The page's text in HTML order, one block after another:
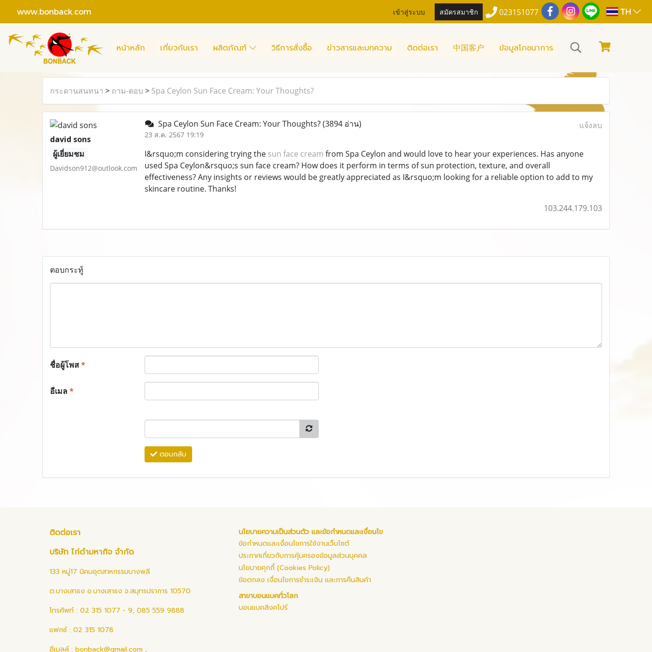
www.bonback.com เข้าสู่ระบบ สมัครสมาชิก 023151077 TH
หน้าหลัก เกี่ยวกับเรา ผลิตภัณฑ์ วิธีการสั่งซื้อ ข่าวสารและบทความ ติดต่อเรา 中国客户 ข้อมูลโภชนาการ
กระดานสนทนา > ถาม-ตอบ > Spa Ceylon Sun Face Cream: Your Thoughts?
david sons
ผู้เยี่ยมชม
Davidson912@outlook.com
Spa Ceylon Sun Face Cream: Your Thoughts?(3894 อ่าน)
23 ส.ค. 2567 19:19
แจ้งลบ
I&rsquo;m considering trying the sun face cream from Spa Ceylon and would love to hear your experiences. Has anyone
used Spa Ceylon&rsquo;s sun face cream? How does it perform in terms of sun protection, texture, and overall
effectiveness? Any insights or reviews would be greatly appreciated as I&rsquo;m looking for a reliable option to add to my
skincare routine. Thanks!
103.244.179.103
ตอบกระทู้
ชื่อผู้โพส*
อีเมล*
ตอบกลับ
ติดต่อเรา
บริษัท ไก่ดำมหากิจ จำกัด
133 หมู่17 นิคมอุตสาหกรรมบางพลี
ต.บางเสาธง อ.บางเสาธง จ.สมุทรปราการ 10570
โทรศัพท์ : 02 315 1077 - 9, 085 559 9888
แฟกซ์ : 02 315 1078
อีเมลล์ : bonback@gmail.com ,
นโยบายความเป็นส่วนตัว และข้อกำหนดและเงื่อนไข
ข้อกำหนดและเงื่อนไขการใช้งานเว็บไซต์
ประกาศเกี่ยวกับการคุ้มครองข้อมูลส่วนบุคคล
นโยบายคุกกี้ (Cookies Policy)
ข้อตกลง เงื่อนไขการชำระเงิน และการคืนสินค้า
สาขาบอนแบคทั่วโลก
บอนแบคสิงคโปร์